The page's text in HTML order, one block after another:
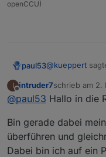
openCCU)
paul53@kueppert
I
Offline
intruder7schrieb am 2.
zuletzt
@paul53 Hallo in die
Bin gerade dabei
überführen und
Dabei bin ich auf ein